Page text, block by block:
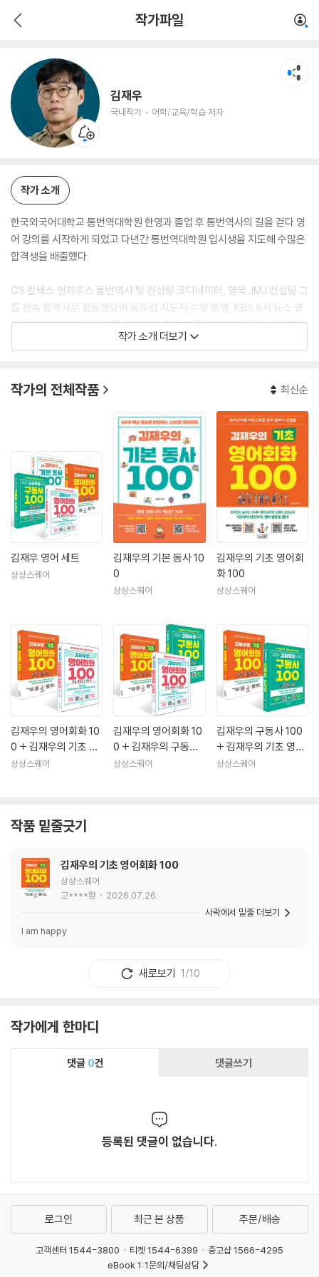
작가파일
김재우
국내작가 어학/교육/학습 저자
어학/교육/학습 저자
작가 소개
한국외국어대학교 통번역대학원 한영과 졸업 후 통번역사의 길을 걷다 영
어 강의를 시작하게 되었고 다년간 통번역대학원 입시생을 지도해 수많은
합격생을 배출했다.
GS 칼텍스 인하우스 통번역사 및 컨설팅 코디네이터, 영국 JMJ 컨설팅 그
룹 전속 통역사로 활동했으며 동유럽 지도자 수행 통역, KBS 9시 뉴스 영
상 번역 외 다수의 통번역을 수행했다. 한화그룹, 액센츄어 등의 사내 영어
강의를 비롯해 이익훈 어학원, 민병철 어학원에서 회화 강의를 진행했고,
현재는 위드영 잉글리시 대표직을 맡고 있으며, 『영어 특훈반』이라는 프로
그램을 개발하여 대학생부터 직장인까지 다양한 분야의 사람들을 대상으
로 그들의 영어 실력 향상에 힘쓰고 있다. 또한 원어민 강사를 대상으로
『영어라는 언어의 특징』을 주제로 강의를 진행하고 있다.
수년째 영어를 붙들고 있는 분, 이것저것 다 해 봐도 영어가 나아지지 않는
분, 이제는 영어를 포기해야 하나 고민하고 있는 분, 이런 분들이 더는 영어
로 인해 불필요한 에너지를 소모하지 않도록 조력자 역할을 하면서 자신만
의 진정성 있는 콘텐츠와 소통으로 오늘도 영어 교육 현장을 지키고 있다.
저서로 외국어 분야 베스트셀러 『넌 대체 몇 년째 영어 공부를 하고 있는
거니』『, 『김재우의 영어회화 100』, 『김재우의 구동사 100』, 『김재우의 기
작가 소개 더보기
작가의 전체작품 최신순
김재우 영어 세트
상상스퀘어
김재우의 기본 동사 10
0
상상스퀘어
김재우의 기초 영어회
화 100
상상스퀘어
김재우의 영어회화 10
0 + 김재우의 기초 영
어회화 100 세트
상상스퀘어
김재우의 영어회화 10
0 + 김재우의 구동사 1
00 + 김재우의 기초
상상스퀘어
김재우의 구동사 100
+ 김재우의 기초 영어
회화 100 세트
상상스퀘어
작품 밑줄긋기
김재우의 기초 영어회화 100
상상스퀘어
고****황
2026.07.26.
I am happy
사락에서 밑줄 더보기
새로보기 1/10
작가에게 한마디
댓글 0건 댓글쓰기
등록된 댓글이 없습니다.
로그인 최근 본 상품 주문/배송
고객센터 1544-3800 티켓 1544-6399
중고샵 1566-4295
eBook 1:1문의/채팅상담